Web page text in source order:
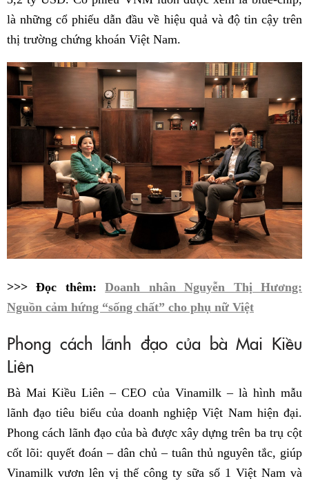
là những cổ phiếu dẫn đầu về hiệu quả và độ tin cậy trên
thị trường chứng khoán Việt Nam.
>>> Đọc thêm:Doanh nhân Nguyễn Thị Hương:
Nguồn cảm hứng “sống chất” cho phụ nữ Việt
Phong cách lãnh đạo của bà Mai Kiều
Liên
Bà Mai Kiều Liên – CEO của Vinamilk – là hình mẫu
lãnh đạo tiêu biểu của doanh nghiệp Việt Nam hiện đại.
Phong cách lãnh đạo của bà được xây dựng trên ba trụ cột
cốt lõi: quyết đoán – dân chủ – tuân thủ nguyên tắc, giúp
Vinamilk vươn lên vị thế công ty sữa số 1 Việt Nam và